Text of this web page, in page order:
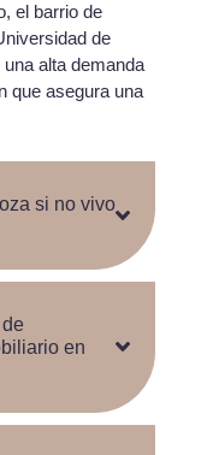
el barrio de
de
alta demanda
que asegura una
si no vivo
en